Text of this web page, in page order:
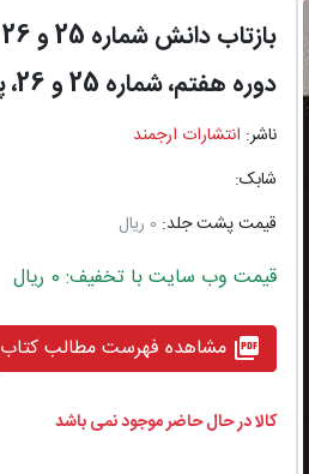
بازتاب دانش شماره 25 و 26
دوره هفتم، شماره 25 و 26، پاییز و زمستان 1391
ناشر: انتشارات ارجمند
شابک:
قیمت پشت جلد: 0 ریال
قیمت وب سایت با تخفیف: 0 ریال
picture_as_pdf مشاهده فهرست مطالب کتاب
کالا در حال حاضر موجود نمی باشد